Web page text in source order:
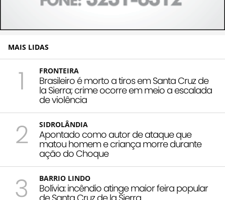
MAIS LIDAS
1 FRONTEIRA
Brasileiro é morto a tiros em Santa Cruz de
la Sierra; crime ocorre em meio a escalada
de violência
2 SIDROLÂNDIA
Apontado como autor de ataque que
matou homem e criança morre durante
ação do Choque
3 BARRIO LINDO
Bolívia: incêndio atinge maior feira popular